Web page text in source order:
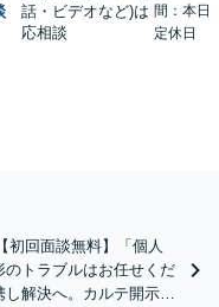
話・ビデオなど)は
応相談
間：本日
定休日
初回面談無料】「個人
トラブルはお任せくだ
解決へ。カルテ開示や